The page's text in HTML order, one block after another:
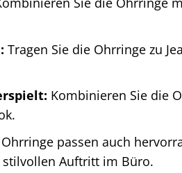
Tragen Sie die Ohrringe zu
Kombinieren Sie die
passen auch
Auftritt im Büro.